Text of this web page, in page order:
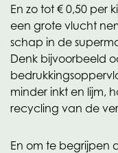
En zo tot € 0,50 per
een grote vlucht
schap in de
Denk bijvoorbeeld
minder inkt en lijm,
recycling van de
En om te begrijpen